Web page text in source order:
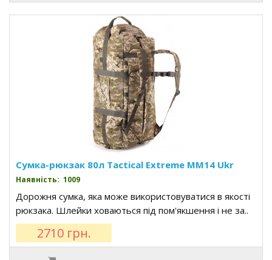
Сумка-рюкзак 80л Tactical Extreme MM14 Ukr
Наявність: 1009
Дорожня сумка, яка може використовуватися в якості
рюкзака. Шлейки ховаються під пом'якшення і не за..
2710 грн.